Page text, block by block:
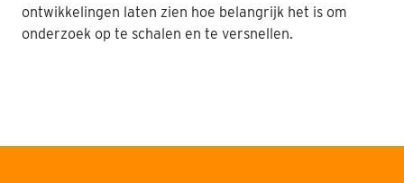
ontwikkelingen laten zien hoe belangrijk het is om
onderzoek op te schalen en te versnellen.